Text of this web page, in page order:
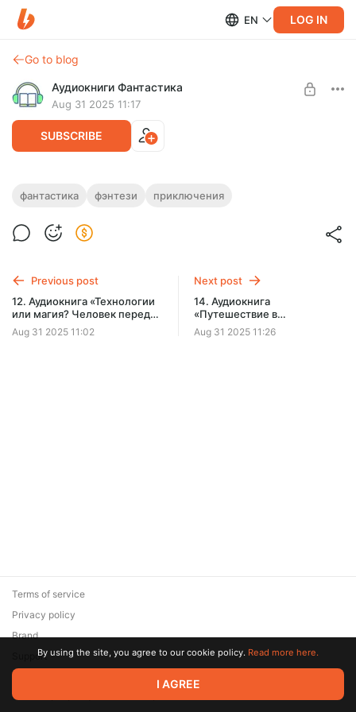
EN LOG IN
Go to blog
Аудиокниги Фантастика
Aug 31 2025 11:17
SUBSCRIBE
13. Аудиокнига «На пороге
мирах?»
Продолжительность: 8 ч. 23 мин.
Слушайте эту и другие лучшие аудиокниги жанра
Фантастика целиком, без рекламы и ограничений!
фантастика фэнтези приключения
Previous post
12. Аудиокнига «Технологии
или магия? Человек перед
выбором!»
Aug 31 2025 11:02
Next post
14. Аудиокнига
«Путешествие в
неизвестность: что
скрывают цивилизации?»
Aug 31 2025 11:26
© 2026 Zaya Solutions Limited. All rights reserved. All trademarks
are the property of their respective owners.
Terms of service
Privacy policy
Brand
SupportBy using the site, you agree to our cookie policy. Read more here.
I AGREE